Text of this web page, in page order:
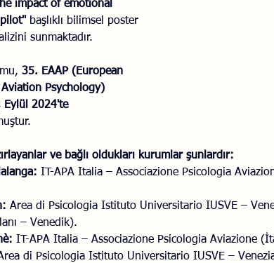
Uçak Kazaları
Tzu Savaş Sanatı
Havacılık Eğitimler Duygusal Zekâ
impact of emotional
başlıklı bilimsel poster
sunmaktadır.
35. EAAP (European
Psychology)
Eylül 2024'te
ve bağlı oldukları kurumlar şunlardır:
IT-APA Italia – Associazione Psicologia
Area di Psicologia Istituto Universitario IUSVE –
– Venedik).
IT-APA Italia – Associazione Psicologia Aviazione
di Psicologia Istituto Universitario IUSVE –